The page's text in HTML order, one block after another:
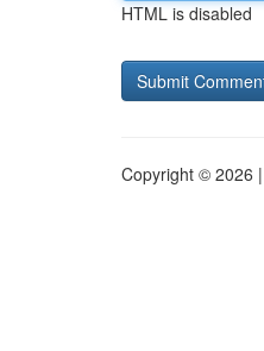
HTML is disabled
Copyright © 2026 |